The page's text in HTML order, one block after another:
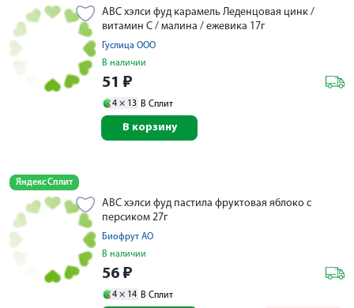
АВС хэлси фуд карамель Леденцовая цинк /
витамин C / малина / ежевика 17г
Гуслица ООО
В наличии
51 ₽
4 × 13 В Сплит
В корзину
Яндекс Сплит
АВС хэлси фуд пастила фруктовая яблоко с
персиком 27г
Биофрут АО
В наличии
56 ₽
4 × 14 В Сплит